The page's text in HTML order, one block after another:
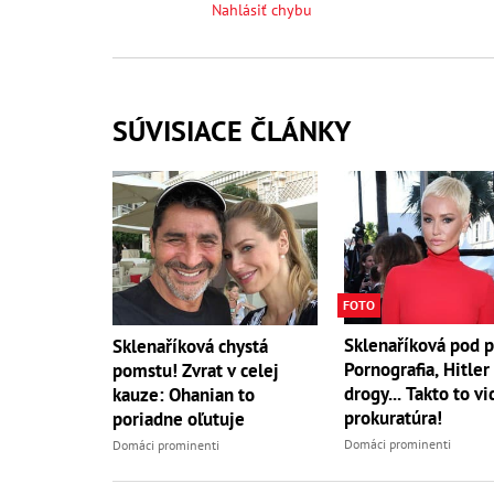
Nahlásiť chybu
SÚVISIACE ČLÁNKY
Sklenaříková chystá
pomstu! Zvrat v celej
kauze: Ohanian to
poriadne oľutuje
Domáci prominenti
FOTO
Sklenaříková pod
Pornografia, Hitler
drogy... Takto to
prokuratúra!
Domáci prominenti